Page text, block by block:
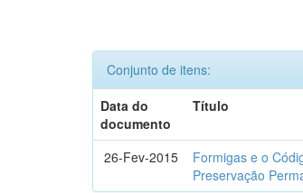
Conjunto de itens:
Data do
documento
Título
26-Fev-2015
Formigas e o
Preservação